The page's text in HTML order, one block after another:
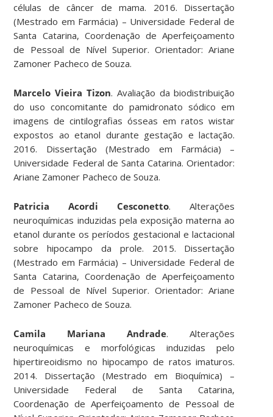
células de câncer de mama. 2016. Dissertação
(Mestrado em Farmácia) – Universidade Federal de
Santa Catarina, Coordenação de Aperfeiçoamento
de Pessoal de Nível Superior. Orientador: Ariane
Zamoner Pacheco de Souza.
Marcelo Vieira Tizon. Avaliação da biodistribuição
do uso concomitante do pamidronato sódico em
imagens de cintilografias ósseas em ratos wistar
expostos ao etanol durante gestação e lactação.
2016. Dissertação (Mestrado em Farmácia) –
Universidade Federal de Santa Catarina. Orientador:
Ariane Zamoner Pacheco de Souza.
Patricia Acordi Cesconetto. Alterações
neuroquímicas induzidas pela exposição materna ao
etanol durante os períodos gestacional e lactacional
sobre hipocampo da prole. 2015. Dissertação
(Mestrado em Farmácia) – Universidade Federal de
Santa Catarina, Coordenação de Aperfeiçoamento
de Pessoal de Nível Superior. Orientador: Ariane
Zamoner Pacheco de Souza.
Camila Mariana Andrade. Alterações
neuroquímicas e morfológicas induzidas pelo
hipertireoidismo no hipocampo de ratos imaturos.
2014. Dissertação (Mestrado em Bioquímica) –
Universidade Federal de Santa Catarina,
Coordenação de Aperfeiçoamento de Pessoal de